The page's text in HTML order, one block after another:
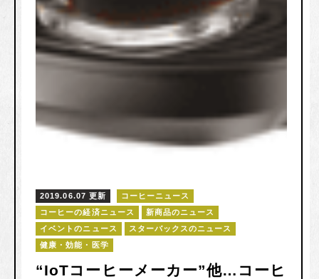
2019.06.07 更新
コーヒーニュース
コーヒーの経済ニュース
新商品のニュース
イベントのニュース
スターバックスのニュース
健康・効能・医学
“IoTコーヒーメーカー”他…コーヒ